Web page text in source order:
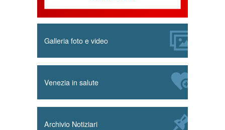
Galleria foto e video
Venezia in salute
Archivio Notiziari